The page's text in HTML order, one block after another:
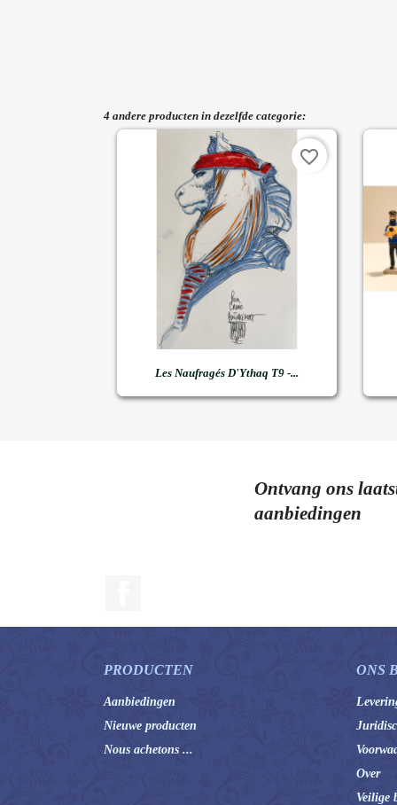
4 andere producten in dezelfde categorie:
 Snel bekijken
Les Naufragés D'Ythaq T9 -...
favorite_border
Ontvang ons
aanbiedingen
PRODUCTEN
Aanbiedingen
Nieuwe producten
Nous achetons ...
ONS
Over
Veilige